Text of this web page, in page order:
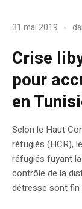
31 mai 2019
Crise
pour
en
Selon le Haut
réfugiés (HCR),
réfugiés fuyant
contrôle de la
détresse sont fin